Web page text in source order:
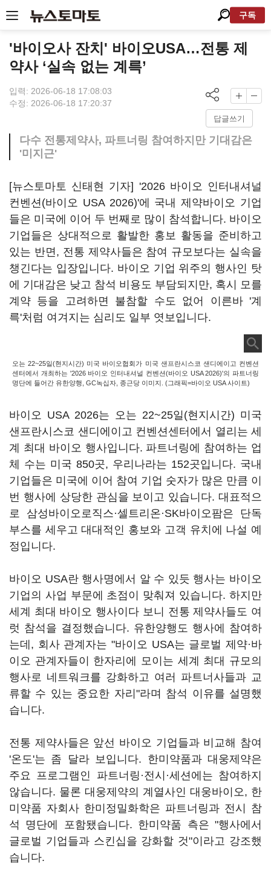
구독
'바이오사 잔치' 바이오USA…전통 제
약사 ‘실속 없는 계륵’
입력: 2026-06-18 17:08:03
수정: 2026-06-18 17:20:37
답글쓰기
다수 전통제약사, 파트너링 참여하지만 기대감은
'미지근'
[뉴스토마토 신태현 기자] '2026 바이오 인터내셔널
컨벤션(바이오 USA 2026)'에 국내 제약바이오 기업
들은 미국에 이어 두 번째로 많이 참석합니다. 바이오
기업들은 상대적으로 활발한 홍보 활동을 준비하고
있는 반면, 전통 제약사들은 참여 규모보다는 실속을
챙긴다는 입장입니다. 바이오 기업 위주의 행사인 탓
에 기대감은 낮고 참석 비용도 부담되지만, 혹시 모를
계약 등을 고려하면 불참할 수도 없어 이른바 '계
륵'처럼 여겨지는 심리도 일부 엿보입니다.
오는 22~25일(현지시간) 미국 바이오협회가 미국 샌프란시스코 샌디에이고 컨벤션
센터에서 개최하는 '2026 바이오 인터내셔널 컨벤션(바이오 USA 2026)'의 파트너링
명단에 들어간 유한양행, GC녹십자, 종근당 이미지. (그래픽=바이오 USA 사이트)
바이오 USA 2026는 오는 22~25일(현지시간) 미국
샌프란시스코 샌디에이고 컨벤션센터에서 열리는 세
계 최대 바이오 행사입니다. 파트너링에 참여하는 업
체 수는 미국 850곳, 우리나라는 152곳입니다. 국내
기업들은 미국에 이어 참여 기업 숫자가 많은 만큼 이
번 행사에 상당한 관심을 보이고 있습니다. 대표적으
로 삼성바이오로직스·셀트리온·SK바이오팜은 단독
부스를 세우고 대대적인 홍보와 고객 유치에 나설 예
정입니다.
바이오 USA란 행사명에서 알 수 있듯 행사는 바이오
기업의 사업 부문에 초점이 맞춰져 있습니다. 하지만
세계 최대 바이오 행사이다 보니 전통 제약사들도 여
럿 참석을 결정했습니다. 유한양행도 행사에 참여하
는데, 회사 관계자는 "바이오 USA는 글로벌 제약·바
이오 관계자들이 한자리에 모이는 세계 최대 규모의
행사로 네트워크를 강화하고 여러 파트너사들과 교
류할 수 있는 중요한 자리"라며 참석 이유를 설명했
습니다.
전통 제약사들은 앞선 바이오 기업들과 비교해 참여
'온도'는 좀 달라 보입니다. 한미약품과 대웅제약은
주요 프로그램인 파트너링·전시·세션에는 참여하지
않습니다. 물론 대웅제약의 계열사인 대웅바이오, 한
미약품 자회사 한미정밀화학은 파트너링과 전시 참
석 명단에 포함됐습니다. 한미약품 측은 "행사에서
글로벌 기업들과 스킨십을 강화할 것"이라고 강조했
습니다.